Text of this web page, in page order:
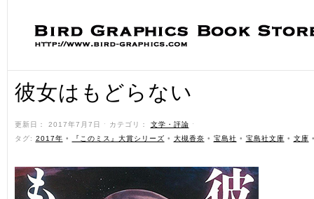
彼女はもどらない
更新日： 2017年7月7日 ˑ カテゴリ： 文学・評論 ˑ
タグ: 2017年 • 『このミス』大賞シリーズ • 大槻香奈 • 宝島社 • 宝島社文庫 • 文庫